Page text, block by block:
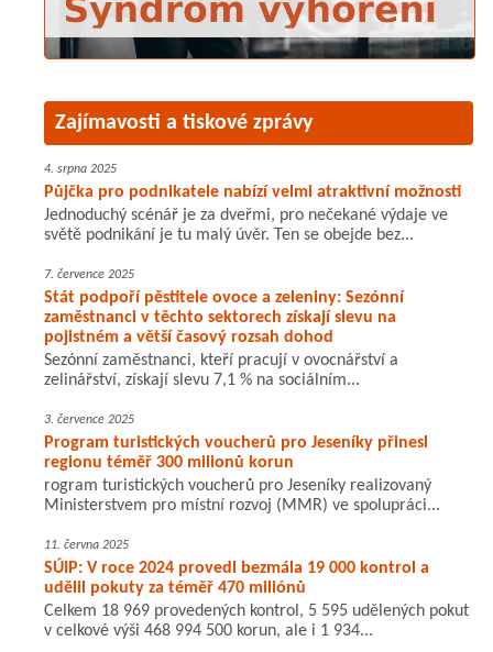
Zajímavosti a tiskové zprávy
4. srpna 2025
Půjčka pro podnikatele nabízí velmi atraktivní možnosti
Jednoduchý scénář je za dveřmi, pro nečekané výdaje ve
světě podnikání je tu malý úvěr. Ten se obejde bez...
7. července 2025
Stát podpoří pěstitele ovoce a zeleniny: Sezónní
zaměstnanci v těchto sektorech získají slevu na
pojistném a větší časový rozsah dohod
Sezónní zaměstnanci, kteří pracují v ovocnářství a
zelinářství, získají slevu 7,1 % na sociálním...
3. července 2025
Program turistických voucherů pro Jeseníky přinesl
regionu téměř 300 milionů korun
rogram turistických voucherů pro Jeseníky realizovaný
Ministerstvem pro místní rozvoj (MMR) ve spolupráci...
11. června 2025
SÚIP: V roce 2024 provedl bezmála 19 000 kontrol a
udělil pokuty za téměř 470 miliónů
Celkem 18 969 provedených kontrol, 5 595 udělených pokut
v celkové výši 468 994 500 korun, ale i 1 934...